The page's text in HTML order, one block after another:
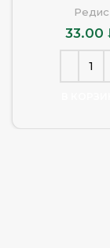
Редис
33.00